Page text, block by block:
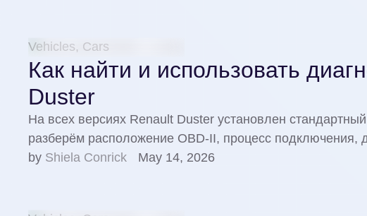
Vehicles, Cars
Как найти и использовать
Duster
На всех версиях Renault Duster установлен
разберём расположение OBD-II, процесс подключения,
by Shiela Conrick May 14, 2026